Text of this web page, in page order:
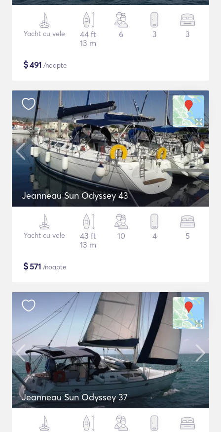
Yacht cu vele
44 ft
13 m
6 3 3
$491 /noapte
Jeanneau Sun Odyssey 43
Yacht cu vele
43 ft
13 m
10 4 5
$571 /noapte
Jeanneau Sun Odyssey 37